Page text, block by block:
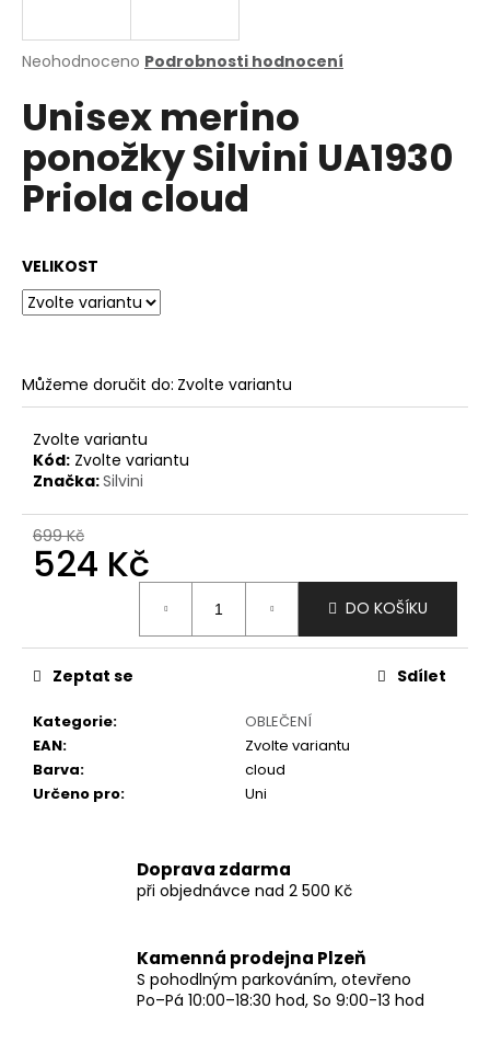
Průměrné
produktu
je
5
hvězdiček.
Neohodnoceno Podrobnosti hodnocení
Unisex merino
ponožky Silvini UA1930
Priola cloud
VELIKOST
Můžeme doručit do: Zvolte variantu
Zvolte variantu
Kód: Zvolte variantu
Značka:Silvini
699 Kč
524 Kč
DO KOŠÍKU
Kategorie:
OBLEČENÍ
EAN:
Zvolte variantu
Barva:
cloud
Určeno pro: Uni
Zeptat se Sdílet
Doprava zdarma
při objednávce nad 2 500 Kč
Kamenná prodejna Plzeň
S pohodlným parkováním, otevřeno
Po–Pá 10:00–18:30 hod, So 9:00-13 hod
j
t
?
o
p
u
č
u